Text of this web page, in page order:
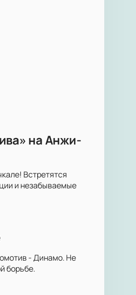
на Анжи-
Встретятся
и незабываемые
- Динамо. Не
борьбе.